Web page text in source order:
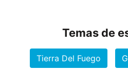
Temas de
Tierra Del Fuego